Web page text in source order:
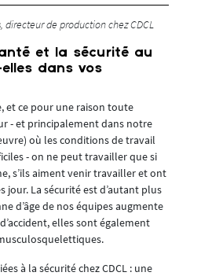
directeur de production chez CDCL
et la sécurité au
dans vos
et ce pour une raison toute
- et principalement dans notre
où les conditions de travail
- on ne peut travailler que si
s’ils aiment venir travailler et ont
jour. La sécurité est d’autant plus
d’âge de nos équipes augmente
elles sont également
à la sécurité chez CDCL : une